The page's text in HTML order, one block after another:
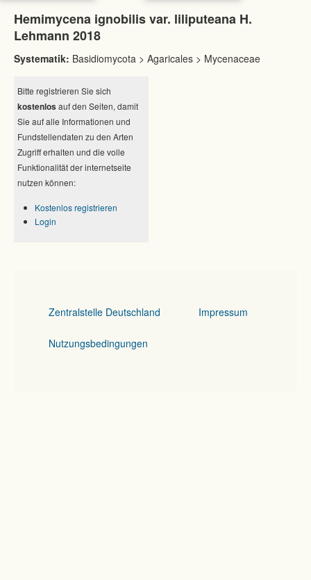
Hemimycena ignobilis var. liliputeana H.
Lehmann 2018
Systematik: Basidiomycota > Agaricales > Mycenaceae
Bitte registrieren Sie sich
kostenlos auf den Seiten, damit
Sie auf alle Informationen und
Fundstellendaten zu den Arten
Zugriff erhalten und die volle
Funktionalität der internetseite
nutzen können:
Kostenlos registrieren
Login
Zentralstelle Deutschland Impressum
Nutzungsbedingungen